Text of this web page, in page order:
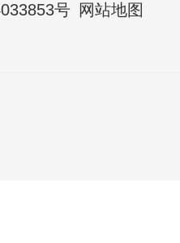
号 网站地图